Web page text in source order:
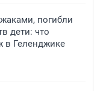
погибли
дети: что
в Геленджике